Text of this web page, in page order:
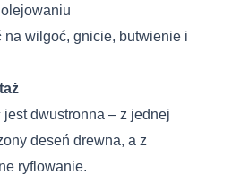
na wilgoć, gnicie, butwienie i
jest dwustronna – z jednej
deseń drewna, a z
ryflowanie.